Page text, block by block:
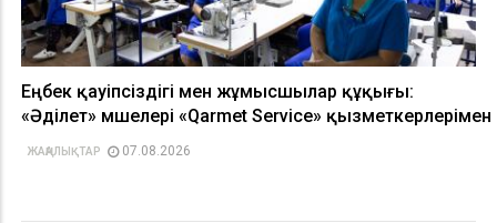
Еңбек қауіпсіздігі мен жұмысшылар құқығы:
«Әділет» мүшелері «Qarmet Service» қызметкерлерімен
ЖАҢАЛЫҚТАР 07.08.2026